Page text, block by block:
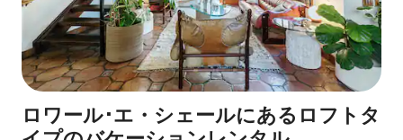
ロワール･エ・シェールにあるロフトタ